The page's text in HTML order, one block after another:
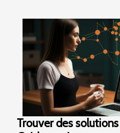
Trouver des